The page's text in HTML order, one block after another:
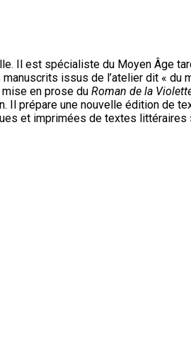
Il est spécialiste du Moyen Âge
issus de l’atelier dit «
en prose du Roman de la
Il prépare une nouvelle édition de
et imprimées de textes littéraires